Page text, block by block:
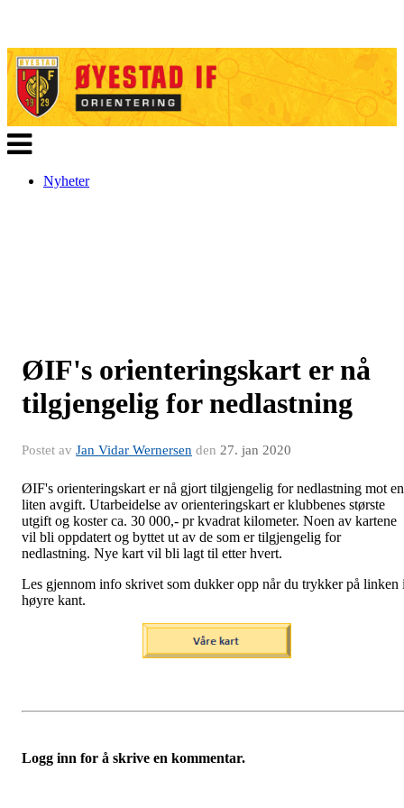
Veksle
navigasjon
Nyheter
ØIF's orienteringskart er nå
tilgjengelig for nedlastning
Postet av Jan Vidar Wernersen den 27. jan 2020
ØIF's orienteringskart er nå gjort tilgjengelig for nedlastning mot en
liten avgift. Utarbeidelse av orienteringskart er klubbenes største
utgift og koster ca. 30 000,- pr kvadrat kilometer. Noen av kartene
vil bli oppdatert og byttet ut av de som er tilgjengelig for
nedlastning. Nye kart vil bli lagt til etter hvert.
Les gjennom info skrivet som dukker opp når du trykker på linken
høyre kant.
Logg inn for å skrive en kommentar.